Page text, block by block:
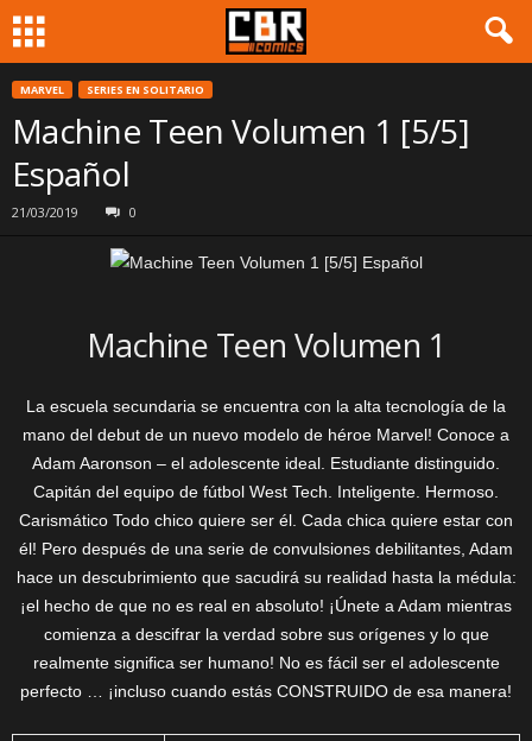
MARVEL SERIES EN SOLITARIO
Machine Teen Volumen 1 [5/5]
Español
21/03/2019 0
Machine Teen Volumen 1
La escuela secundaria se encuentra con la alta tecnología de la
mano del debut de un nuevo modelo de héroe Marvel! Conoce a
Adam Aaronson – el adolescente ideal. Estudiante distinguido.
Capitán del equipo de fútbol West Tech. Inteligente. Hermoso.
Carismático Todo chico quiere ser él. Cada chica quiere estar con
él! Pero después de una serie de convulsiones debilitantes, Adam
hace un descubrimiento que sacudirá su realidad hasta la médula:
¡el hecho de que no es real en absoluto! ¡Únete a Adam mientras
comienza a descifrar la verdad sobre sus orígenes y lo que
realmente significa ser humano! No es fácil ser el adolescente
perfecto … ¡incluso cuando estás CONSTRUIDO de esa manera!